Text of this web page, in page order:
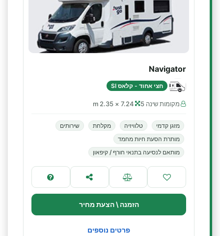
Navigator
חצי אחוד - קלאס SI
מקומות שינה 5 7.24 × 2.35 m
מזגן קדמי טלוויזיה מקלחת
שירותים
מותרת הסעת חיות מחמד
מותאם לנסיעה בתנאי חורף / קיפאון
הזמנה \ הצעת מחיר
פרטים נוספים